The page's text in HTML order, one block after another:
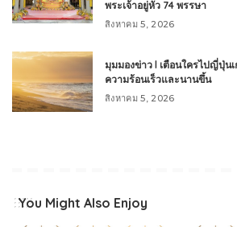
พระเจ้าอยู่หัว 74 พรรษา
สิงหาคม 5, 2026
มุมมองข่าว l เตือนใครไปญี่ปุ่น
ความร้อนเร็วและนานขึ้น
สิงหาคม 5, 2026
You Might Also Enjoy